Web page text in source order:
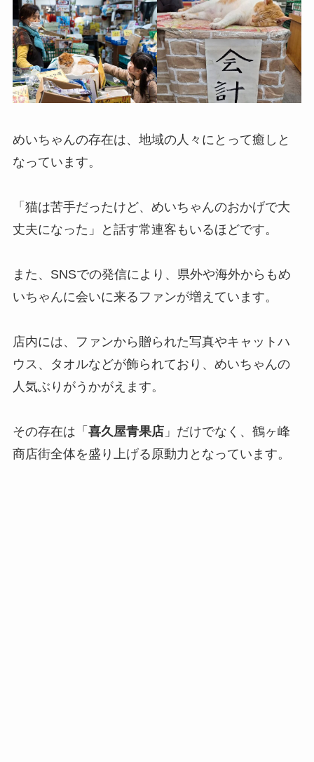
めいちゃんの存在は、地域の人々にとって癒しと
なっています。
「猫は苦手だったけど、めいちゃんのおかげで大
丈夫になった」と話す常連客もいるほどです。
また、SNSでの発信により、県外や海外からもめ
いちゃんに会いに来るファンが増えています。
店内には、ファンから贈られた写真やキャットハ
ウス、タオルなどが飾られており、めいちゃんの
人気ぶりがうかがえます。
その存在は「 喜久屋青果店」だけでなく、鶴ヶ峰
商店街全体を盛り上げる原動力となっています。